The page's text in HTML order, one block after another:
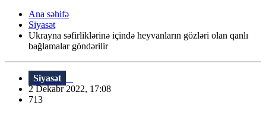
Ana səhifə
Siyasət
Ukrayna səfirliklərinə içində heyvanların gözləri olan qanlı
bağlamalar göndərilir
Siyasət
2 Dekabr 2022, 17:08
713